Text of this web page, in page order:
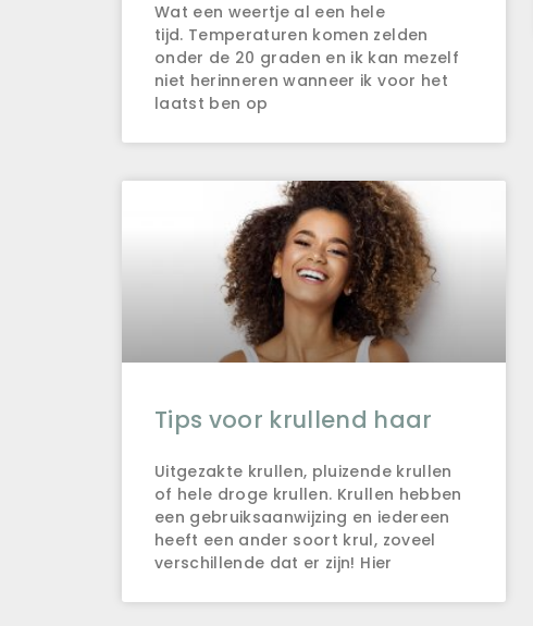
Wat een weertje al een hele
tijd. Temperaturen komen zelden
onder de 20 graden en ik kan mezelf
niet herinneren wanneer ik voor het
laatst ben op
Tips voor krullend haar
Uitgezakte krullen, pluizende krullen
of hele droge krullen. Krullen hebben
een gebruiksaanwijzing en iedereen
heeft een ander soort krul, zoveel
verschillende dat er zijn! Hier